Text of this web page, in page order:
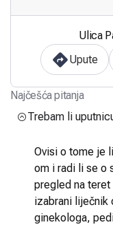
Ulica
Upute
Najčešća pitanja
Trebam li
Ovisi o tome je
om i radi li se o
pregled na teret
izabrani liječnik
ginekologa,